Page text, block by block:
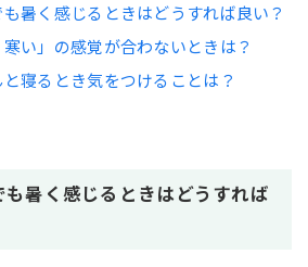
暑く感じるときはどうすれば良い？
い」の感覚が合わないときは？
寝るとき気をつけることは？
暑く感じるときはどうすれば